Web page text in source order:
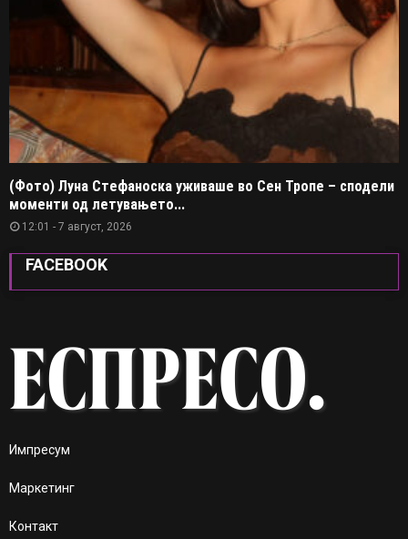
(Фото) Луна Стефаноска уживаше во Сен Тропе – сподели
моменти од летувањето...
12:01 - 7 август, 2026
FACEBOOK
Импресум
Маркетинг
Контакт